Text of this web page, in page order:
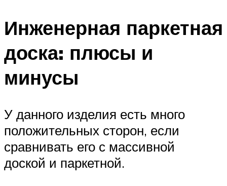
Инженерная паркетная
доска: плюсы и
минусы
У данного изделия есть много
положительных сторон, если
сравнивать его с массивной
доской и паркетной.